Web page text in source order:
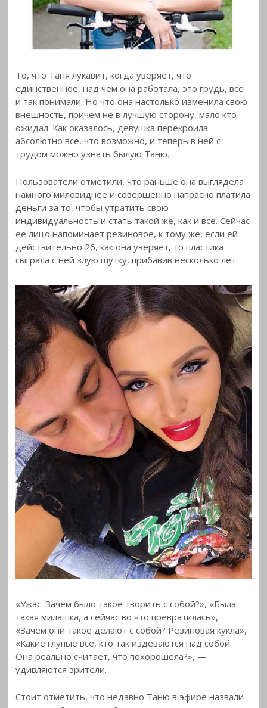
То, что Таня лукавит, когда уверяет, что
единственное, над чем она работала, это грудь, все
и так понимали. Но что она настолько изменила свою
внешность, причем не в лучшую сторону, мало кто
ожидал. Как оказалось, девушка перекроила
абсолютно все, что возможно, и теперь в ней с
трудом можно узнать былую Таню.
Пользователи отметили, что раньше она выглядела
намного миловиднее и совершенно напрасно платила
деньги за то, чтобы утратить свою
индивидуальность и стать такой же, как и все. Сейчас
ее лицо напоминает резиновое, к тому же, если ей
действительно 26, как она уверяет, то пластика
сыграла с ней злую шутку, прибавив несколько лет.
«Ужас. Зачем было такое творить с собой?», «Была
такая милашка, а сейчас во что превратилась»,
«Зачем они такое делают с собой? Резиновая кукла»,
«Какие глупые все, кто так издеваются над собой.
Она реально считает, что похорошела?», —
удивляются зрители.
Стоит отметить, что недавно Таню в эфире назвали